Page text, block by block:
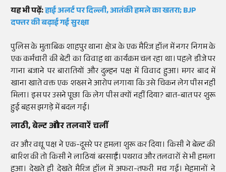
यह भी पढ़ें:हाई अलर्ट पर दिल्ली, आतंकी हमले का खतरा; BJP
दफ्तर की बढ़ाई गई सुरक्षा
पुलिस के मुताबिक शाहपुर थाना क्षेत्र के एक मैरिज हॉल में नगर निगम के
एक कर्मचारी की बेटी का विवाह था कार्यक्रम चल रहा था। पहले डीजे पर
गाना बजाने पर बारातियों और दुल्हन पक्ष में विवाद हुआ। मगर बाद में
खाना खाते वक्त एक शख्स ने आरोप लगाया कि उसे चिकन लेग पीस नहीं
मिला। इस पर उसने पूछा कि लेग पीस क्यों नहीं दिया? बात-बात पर शुरू
हुई बहस झगड़े में बदल गई।
लाठी, बेल्ट और तलवारें चलीं
वर और वधू पक्ष ने एक-दूसरे पर हमला शुरू कर दिया। किसी ने बेल्ट की
बारिश की तो किसी ने लाठियां बरसाईं। पथराव और तलवारों से भी हमला